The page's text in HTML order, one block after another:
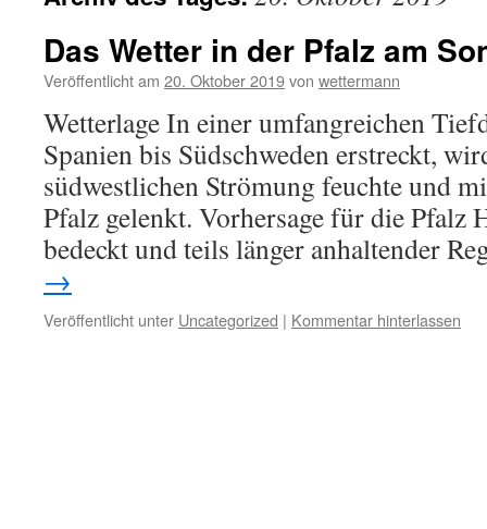
Das Wetter in der Pfalz am
Veröffentlicht am 20. Oktober 2019von wettermann
Wetterlage In einer umfangreichen
Spanien bis Südschweden erstreckt,
südwestlichen Strömung feuchte und
Pfalz gelenkt. Vorhersage für die Pfalz
bedeckt und teils länger anhaltender
→
Veröffentlicht unter Uncategorized | Kommentar hinterlassen